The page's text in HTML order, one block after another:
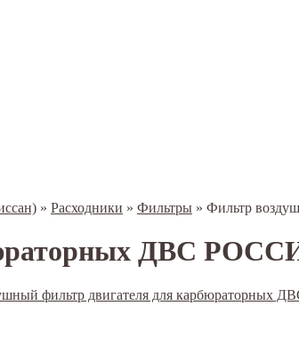
» Расходники » Фильтры » Фильтр
ДВС